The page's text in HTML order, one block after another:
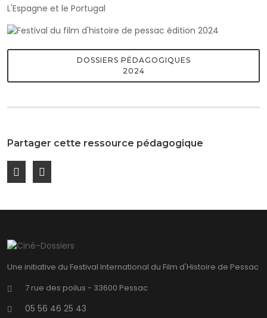
L'Espagne et le Portugal
DOSSIERS PÉDAGOGIQUES
2024
Partager cette ressource pédagogique
Une initiative du Festival International du Film d'Histoire de Pessac
7 rue des poilus - 33600 Pessac
05 56 46 25 43